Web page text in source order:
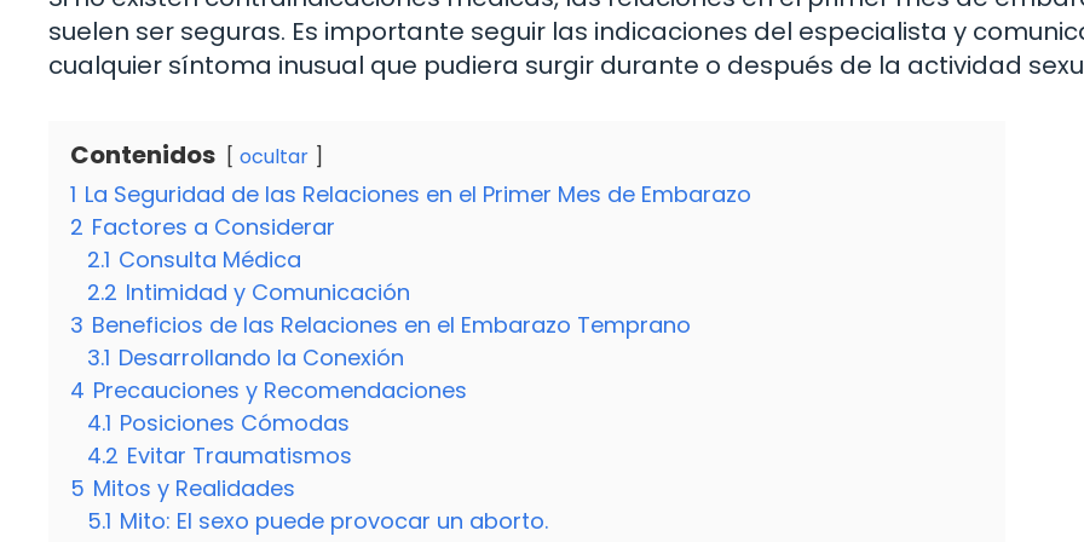
suelen ser seguras. Es importante seguir las indicaciones del especialista y
cualquier síntoma inusual que pudiera surgir durante o después de la actividad
Contenidos ocultar
1 La Seguridad de las Relaciones en el Primer Mes de Embarazo
2 Factores a Considerar
2.1 Consulta Médica
2.2 Intimidad y Comunicación
3 Beneficios de las Relaciones en el Embarazo Temprano
3.1 Desarrollando la Conexión
4 Precauciones y Recomendaciones
4.1 Posiciones Cómodas
4.2 Evitar Traumatismos
5 Mitos y Realidades
5.1 Mito: El sexo puede provocar un aborto.